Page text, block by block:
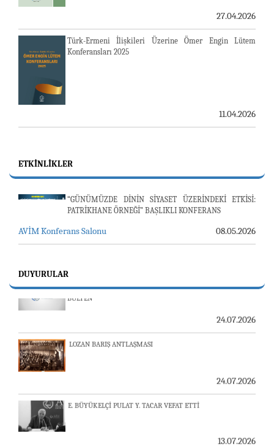
27.04.2026
Türk-Ermeni İlişkileri Üzerine Ömer Engin Lütem
Konferansları 2025
11.04.2026
ETKINLIKLER
“GÜNÜMÜZDE DİNİN SİYASET ÜZERİNDEKİ ETKİSİ:
PATRİKHANE ÖRNEĞİ” BAŞLIKLI KONFERANS
AVİM Konferans Salonu 08.05.2026
DUYURULARBÜLTEN
"REVIEW OF ARMENIAN STUDIES (RAS)" DERGİSİ'NİN